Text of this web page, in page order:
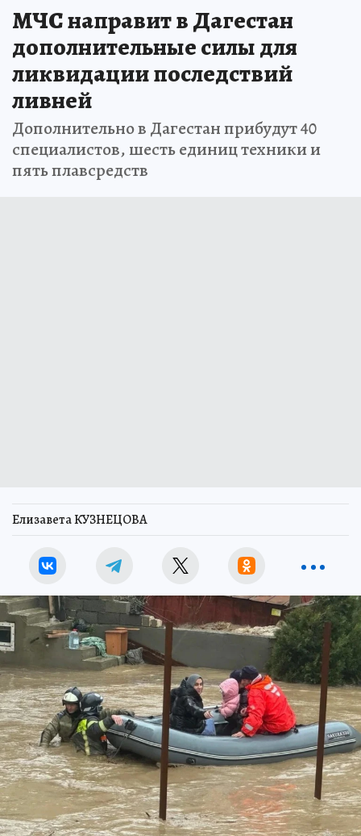
МЧС направит в Дагестан
дополнительные силы для
ликвидации последствий
ливней
Дополнительно в Дагестан прибудут 40
специалистов, шесть единиц техники и
пять плавсредств
Елизавета КУЗНЕЦОВА